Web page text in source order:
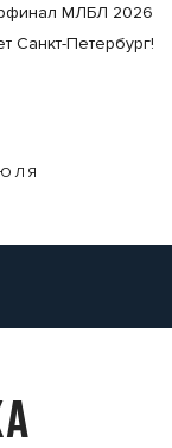
МЛБЛ 2026
Санкт-Петербург!